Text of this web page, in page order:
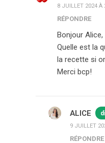
8 JUILLET 2024 À
RÉPONDRE
Bonjour Alice,
Quelle est la
la recette si
Merci bcp!
ALICE
9 JUILLET
RÉPONDRE